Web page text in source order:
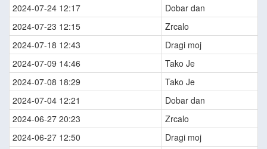
2024-07-24 12:17
Dobar dan
2024-07-23 12:15
Zrcalo
2024-07-18 12:43
Dragi moj
2024-07-09 14:46
Tako Je
2024-07-08 18:29
Tako Je
2024-07-04 12:21
Dobar dan
2024-06-27 20:23
Zrcalo
2024-06-27 12:50
Dragi moj